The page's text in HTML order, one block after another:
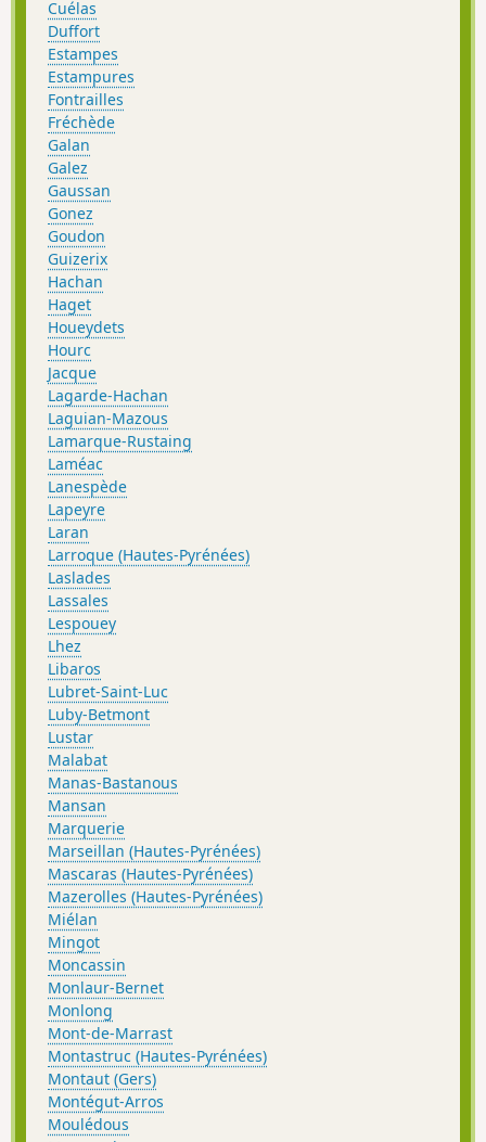
Cuélas
Duffort
Estampes
Estampures
Fontrailles
Fréchède
Galan
Galez
Gaussan
Gonez
Goudon
Guizerix
Hachan
Haget
Houeydets
Hourc
Jacque
Lagarde-Hachan
Laguian-Mazous
Lamarque-Rustaing
Laméac
Lanespède
Lapeyre
Laran
Larroque (Hautes-Pyrénées)
Laslades
Lassales
Lespouey
Lhez
Libaros
Lubret-Saint-Luc
Luby-Betmont
Lustar
Malabat
Manas-Bastanous
Mansan
Marquerie
Marseillan (Hautes-Pyrénées)
Mascaras (Hautes-Pyrénées)
Mazerolles (Hautes-Pyrénées)
Miélan
Mingot
Moncassin
Monlaur-Bernet
Monlong
Mont-de-Marrast
Montastruc (Hautes-Pyrénées)
Montaut (Gers)
Montégut-Arros
Moulédous